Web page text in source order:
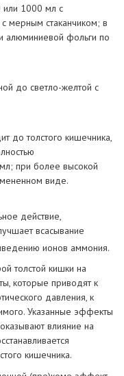
или 1000 мл с
мерным стаканчиком; в
алюминиевой фольги по
до светло-желтой с
до толстого кишечника,
при более высокой
виде.
действие,
всасывание
ионов аммония.
толстой кишки на
которые приводят к
давления, к
Указанные эффекты
влияние на
кишечника.